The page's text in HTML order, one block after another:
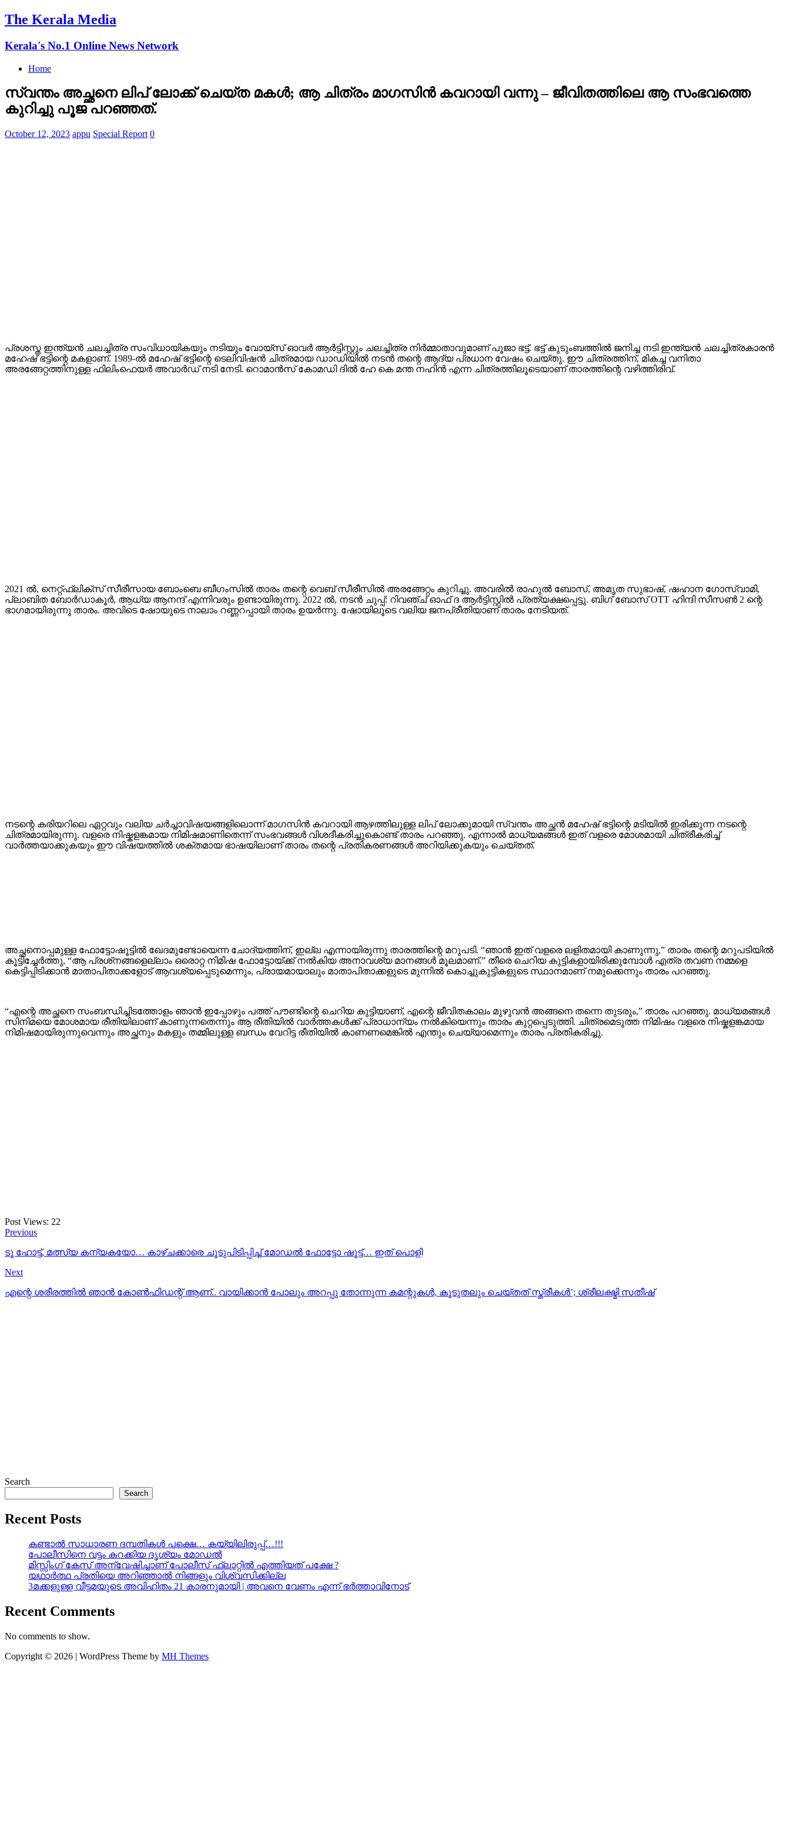
The Kerala Media
Kerala's No.1 Online News Network
Home
സ്വന്തം അച്ഛനെ ലിപ് ലോക്ക് ചെയ്ത മകൾ; ആ ചിത്രം മാഗസിൻ കവറായി വന്നു – ജീവിതത്തിലെ ആ സംഭവത്തെ
കുറിച്ചു പൂജ പറഞ്ഞത്.
October 12, 2023 appu Special Report 0
പ്രശസ്ത ഇന്ത്യൻ ചലച്ചിത്ര സംവിധായികയും നടിയും വോയ്‌സ് ഓവർ ആർട്ടിസ്റ്റും ചലച്ചിത്ര നിർമ്മാതാവുമാണ് പൂജാ ഭട്ട്. ഭട്ട് കുടുംബത്തിൽ ജനിച്ച നടി ഇന്ത്യൻ ചലച്ചിത്രകാരൻ
മഹേഷ് ഭട്ടിന്റെ മകളാണ്. 1989-ൽ മഹേഷ് ഭട്ടിന്റെ ടെലിവിഷൻ ചിത്രമായ ഡാഡിയിൽ നടൻ തന്റെ ആദ്യ പ്രധാന വേഷം ചെയ്തു. ഈ ചിത്രത്തിന്, മികച്ച വനിതാ
അരങ്ങേറ്റത്തിനുള്ള ഫിലിംഫെയർ അവാർഡ് നടി നേടി. റൊമാൻസ് കോമഡി ദിൽ ഹേ കെ മന്ത നഹിൻ എന്ന ചിത്രത്തിലൂടെയാണ് താരത്തിന്റെ വഴിത്തിരിവ്.
2021 ൽ, നെറ്റ്ഫ്ലിക്സ് സീരീസായ ബോംബെ ബീഗംസിൽ താരം തന്റെ വെബ് സീരീസിൽ അരങ്ങേറ്റം കുറിച്ചു. അവരിൽ രാഹുൽ ബോസ്, അമൃത സുഭാഷ്, ഷഹാന ഗോസ്വാമി,
പ്ലാബിത ബോർഡാകൂർ, ആധ്യ ആനന്ദ് എന്നിവരും ഉണ്ടായിരുന്നു. 2022 ൽ, നടൻ ചുപ്പ്: റിവഞ്ച് ഓഫ് ദ ആർട്ടിസ്റ്റിൽ പ്രത്യക്ഷപ്പെട്ടു. ബിഗ് ബോസ് OTT ഹിന്ദി സീസൺ 2 ന്റെ
ഭാഗമായിരുന്നു താരം. അവിടെ ഷോയുടെ നാലാം റണ്ണറപ്പായി താരം ഉയർന്നു. ഷോയിലൂടെ വലിയ ജനപ്രീതിയാണ് താരം നേടിയത്.
നടന്റെ കരിയറിലെ ഏറ്റവും വലിയ ചർച്ചാവിഷയങ്ങളിലൊന്ന് മാഗസിൻ കവറായി ആഴത്തിലുള്ള ലിപ് ലോക്കുമായി സ്വന്തം അച്ഛൻ മഹേഷ് ഭട്ടിന്റെ മടിയിൽ ഇരിക്കുന്ന നടന്റെ
ചിത്രമായിരുന്നു. വളരെ നിഷ്കളങ്കമായ നിമിഷമാണിതെന്ന് സംഭവങ്ങൾ വിശദീകരിച്ചുകൊണ്ട് താരം പറഞ്ഞു. എന്നാൽ മാധ്യമങ്ങൾ ഇത് വളരെ മോശമായി ചിത്രീകരിച്ച്
വാർത്തയാക്കുകയും ഈ വിഷയത്തിൽ ശക്തമായ ഭാഷയിലാണ് താരം തന്റെ പ്രതികരണങ്ങൾ അറിയിക്കുകയും ചെയ്തത്.
അച്ഛനൊപ്പമുള്ള ഫോട്ടോഷൂട്ടിൽ ഖേദമുണ്ടോയെന്ന ചോദ്യത്തിന്, ഇല്ല എന്നായിരുന്നു താരത്തിന്റെ മറുപടി. “ഞാൻ ഇത് വളരെ ലളിതമായി കാണുന്നു,” താരം തന്റെ മറുപടിയിൽ
കൂട്ടിച്ചേർത്തു, “ആ പ്രശ്‌നങ്ങളെല്ലാം ഒരൊറ്റ നിമിഷ ഫോട്ടോയ്ക്ക് നൽകിയ അനാവശ്യ മാനങ്ങൾ മൂലമാണ്.” തീരെ ചെറിയ കുട്ടികളായിരിക്കുമ്പോൾ എത്ര തവണ നമ്മളെ
കെട്ടിപ്പിടിക്കാൻ മാതാപിതാക്കളോട് ആവശ്യപ്പെടുമെന്നും, പ്രായമായാലും മാതാപിതാക്കളുടെ മുന്നിൽ കൊച്ചുകുട്ടികളുടെ സ്ഥാനമാണ് നമുക്കെന്നും താരം പറഞ്ഞു.
“എന്റെ അച്ഛനെ സംബന്ധിച്ചിടത്തോളം ഞാൻ ഇപ്പോഴും പത്ത് പൗണ്ടിന്റെ ചെറിയ കുട്ടിയാണ്, എന്റെ ജീവിതകാലം മുഴുവൻ അങ്ങനെ തന്നെ തുടരും,” താരം പറഞ്ഞു. മാധ്യമങ്ങൾ
സിനിമയെ മോശമായ രീതിയിലാണ് കാണുന്നതെന്നും ആ രീതിയിൽ വാർത്തകൾക്ക് പ്രാധാന്യം നൽകിയെന്നും താരം കുറ്റപ്പെടുത്തി. ചിത്രമെടുത്ത നിമിഷം വളരെ നിഷ്കളങ്കമായ
നിമിഷമായിരുന്നുവെന്നും അച്ഛനും മകളും തമ്മിലുള്ള ബന്ധം വേറിട്ട രീതിയിൽ കാണണമെങ്കിൽ എന്തും ചെയ്യാമെന്നും താരം പ്രതികരിച്ചു.
Post Views: 22
Previous
ടൂ ഹോട്ട്, മത്സ്യ കന്യകയോ… കാഴ്ചക്കാരെ ചൂടുപിടിപ്പിച്ച് മോഡൽ ഫോട്ടോ ഷൂട്ട്‌… ഇത് പൊളി
Next
എന്റെ ശരീരത്തിൽ ഞാൻ കോൺഫിഡന്റ് ആണ്.. വായിക്കാൻ പോലും അറപ്പു തോന്നുന്ന കമന്റുകൾ, കൂടുതലും ചെയ്‌തത് സ്ത്രീകൾ’; ശ്രീലക്ഷ്മി സതീഷ്
Search
Search
Recent Posts
കണ്ടാൽ സാധാരണ ദമ്പതികൾ പക്ഷെ… കയ്യിലിരുപ്പ്…!!!
പോലീസിനെ വട്ടം കറക്കിയ ദൃശ്യം മോഡല്‍
മിസ്സിംഗ് കേസ് അന്വേഷിച്ചാണ് പോലീസ് ഫ്ലാറ്റിൽ എത്തിയത് പക്ഷേ ?
യഥാർത്ഥ പ്രതിയെ അറിഞ്ഞാൽ നിങ്ങളും വിശ്വസിക്കില്ല
3മക്കളുള്ള വീട്ടമയുടെ അവിഹിതം 21 കാരനുമായി | അവനെ വേണം എന്ന് ഭർത്താവിനോട്
Recent Comments
No comments to show.
Copyright © 2026 | WordPress Theme by MH Themes